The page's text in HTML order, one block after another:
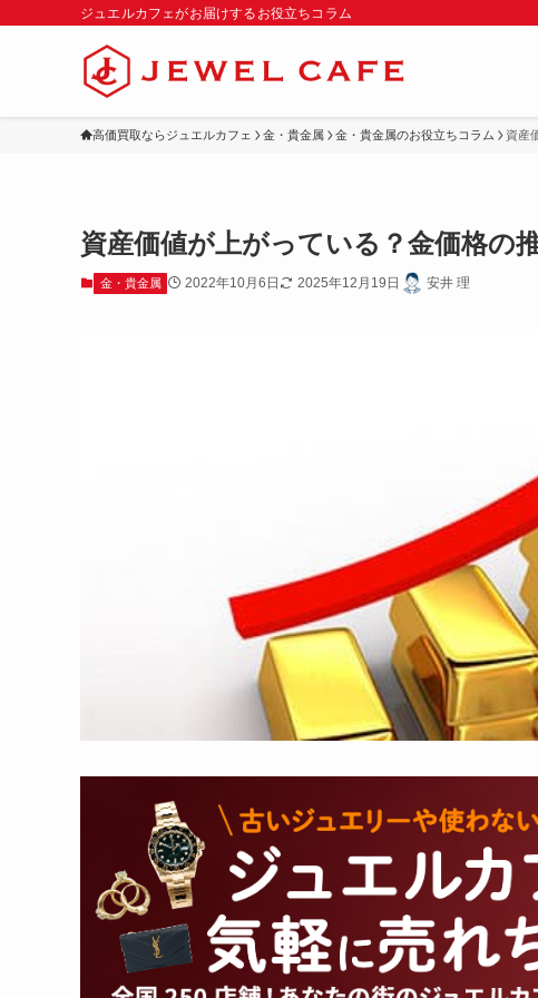
ジュエルカフェがお届けするお役立ちコラム
高価買取ならジュエルカフェ 金・貴金属 金・貴金属のお役立ちコラム 資産
資産価値が上がっている？金価格の
金・貴金属 2022年10月6日 2025年12月19日 安井 理